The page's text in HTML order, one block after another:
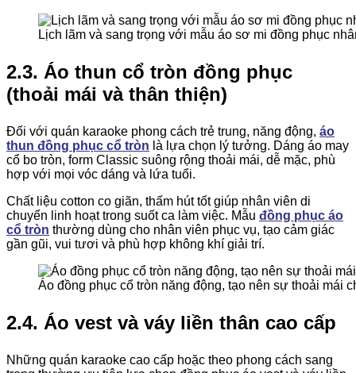
Lịch lãm và sang trọng với mẫu áo sơ mi đồng phục
2.3. Áo thun cổ tròn đồng phục
(thoải mái và thân thiện)
Đối với quán karaoke phong cách trẻ trung, năng động, áo
thun đồng phục cổ tròn là lựa chọn lý tưởng. Dáng áo may
cổ bo tròn, form Classic suông rộng thoải mái, dễ mặc, phù
hợp với mọi vóc dáng và lứa tuổi.
Chất liệu cotton co giãn, thấm hút tốt giúp nhân viên di
chuyển linh hoạt trong suốt ca làm việc. Mẫu đồng phục áo
cổ tròn thường dùng cho nhân viên phục vụ, tạo cảm giác
gần gũi, vui tươi và phù hợp không khí giải trí.
Áo đồng phục cổ tròn năng động, tạo nên sự thoải mái
2.4. Áo vest và váy liền thân cao cấp
Những quán karaoke cao cấp hoặc theo phong cách sang